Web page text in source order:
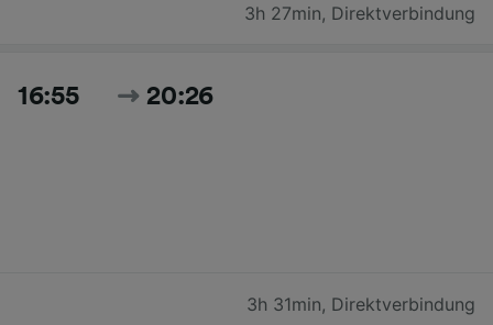
3h 27min, Direktverbindung
16:55 20:26
3h 31min, Direktverbindung